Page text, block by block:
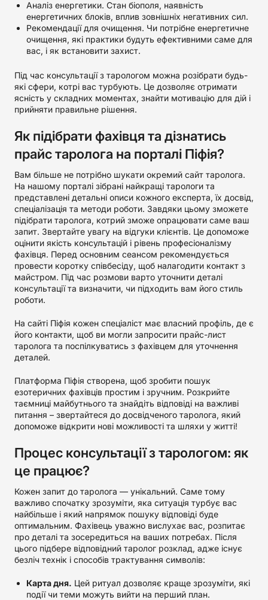
Аналіз енергетики. Стан біополя, наявність
енергетичних блоків, вплив зовнішніх негативних сил.
Рекомендації для очищення. Чи потрібне енергетичне
очищення, які практики будуть ефективними саме для
вас, і як встановити захист.
Під час консультації з тарологом можна розібрати будь-
які сфери, котрі вас турбують. Це дозволяє отримати
ясність у складних моментах, знайти мотивацію для дій і
прийняти правильне рішення.
Як підібрати фахівця та дізнатись
прайс таролога на порталі Піфія?
Вам більше не потрібно шукати окремий сайт таролога.
На нашому порталі зібрані найкращі тарологи та
представлені детальні описи кожного експерта, їх досвід,
спеціалізація та методи роботи. Завдяки цьому зможете
підібрати таролога, котрий зможе опрацювати саме ваш
запит. Звертайте увагу на відгуки клієнтів. Це допоможе
оцінити якість консультацій і рівень професіоналізму
фахівця. Перед основним сеансом рекомендується
провести коротку співбесіду, щоб налагодити контакт з
майстром. Під час розмови варто уточнити деталі
консультації та визначити, чи підходить вам його стиль
роботи.
На сайті Піфія кожен спеціаліст має власний профіль, де є
його контакти, щоб ви могли запросити прайс-лист
таролога та поспілкуватись з фахівцем для уточнення
деталей.
Платформа Піфія створена, щоб зробити пошук
езотеричних фахівців простим і зручним. Розкрийте
таємниці майбутнього та знайдіть відповіді на важливі
питання – звертайтеся до досвідченого таролога, який
допоможе відкрити нові можливості та шляхи у житті!
Процес консультації з тарологом: як
це працює?
Кожен запит до таролога — унікальний. Саме тому
важливо спочатку зрозуміти, яка ситуація турбує вас
найбільше і який напрямок пошуку відповіді буде
оптимальним. Фахівець уважно вислухає вас, розпитає
про деталі та зосередиться на ваших потребах. Після
цього підбере відповідний таролог розклад, адже існує
безліч технік і способів трактування символів:
Карта дня. Цей ритуал дозволяє краще зрозуміти, які
події чи теми можуть вийти на перший план.